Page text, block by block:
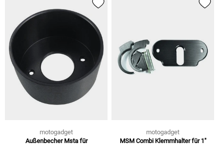
motogadget
Außenbecher Msta für
motogadget
MSM Combi Klemmhalter für 1"